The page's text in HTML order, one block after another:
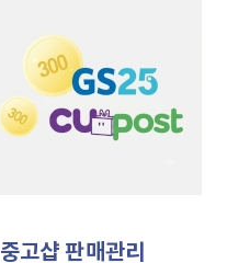
중고샵 판매관리